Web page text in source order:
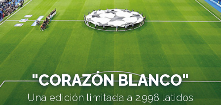
"CORAZÓN BLANCO"
Una edición limitada a 2.998 latidos